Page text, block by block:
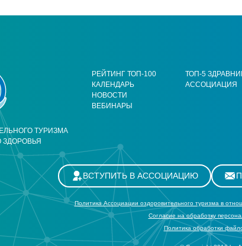
ТУРИЗМА
ЗДОРОВЬЯ
РЕЙТИНГ ТОП-100
КАЛЕНДАРЬ
НОВОСТИ
ВЕБИНАРЫ
ТОП-5
АССОЦИАЦИЯ
ВСТУПИТЬ В АССОЦИАЦИЮ
Политика Ассоциации оздоровительного туризма в
Cогласие на обработку
Политика обработки